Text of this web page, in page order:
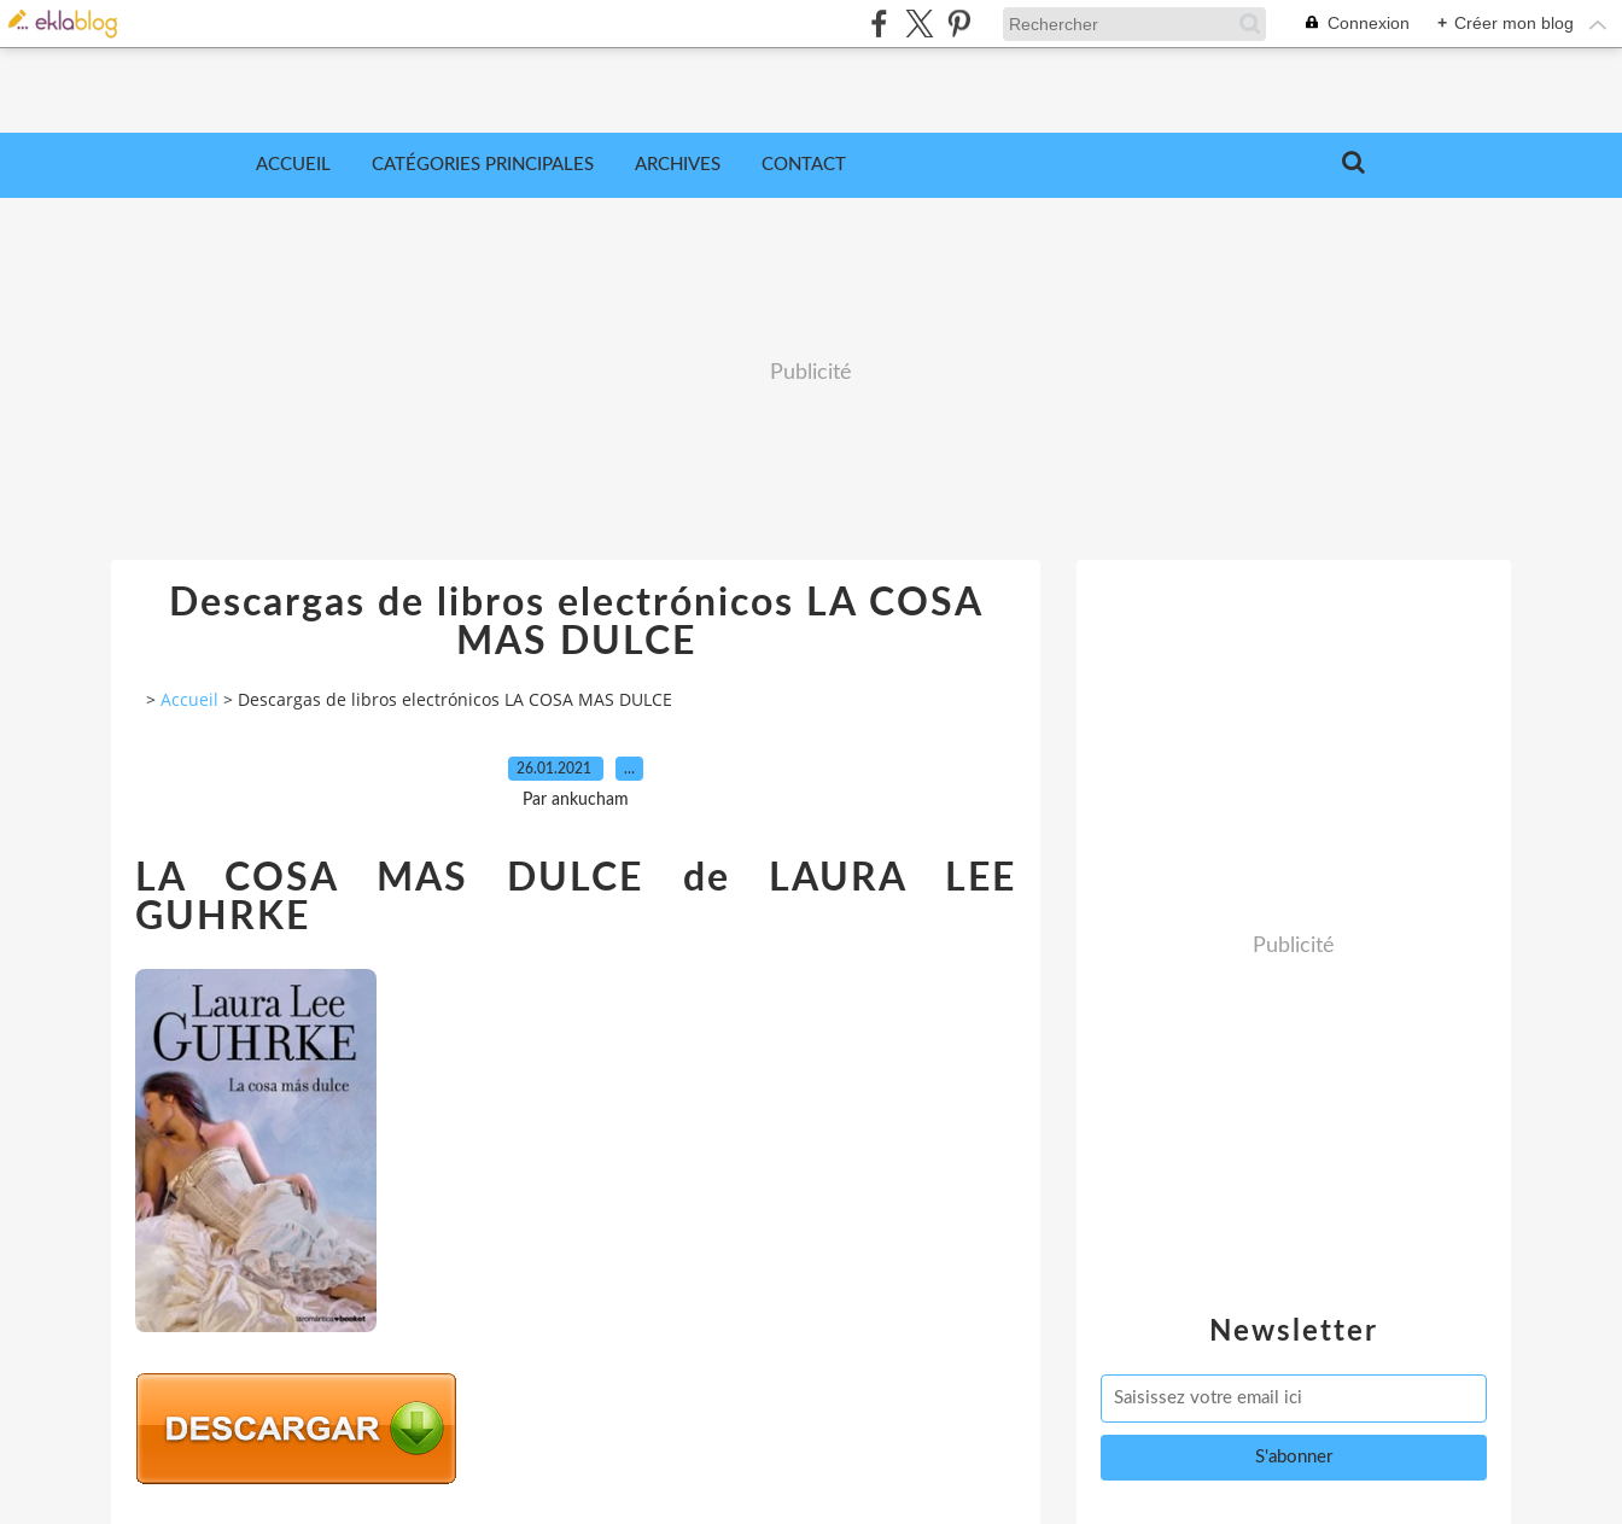
Connexion + Créer mon blog
ACCUEIL CATÉGORIES PRINCIPALES ARCHIVES CONTACT
Publicité
Descargas de libros electrónicos LA COSA
MAS DULCE
> Accueil > Descargas de libros electrónicos LA COSA MAS DULCE
26.01.2021 …
Par ankucham
LA COSA MAS DULCE de LAURA LEE
GUHRKE
Newsletter
Publicité